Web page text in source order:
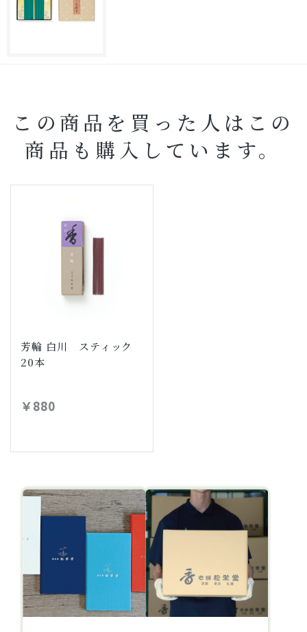
この商品を買った人はこの
商品も購入しています。
芳輪 白川 スティック
20本
￥880